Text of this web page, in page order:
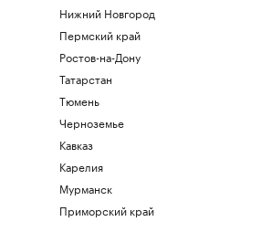
Нижний Новгород
Пермский край
Ростов-на-Дону
Татарстан
Тюмень
Черноземье
Кавказ
Карелия
Мурманск
Приморский край